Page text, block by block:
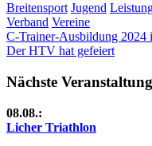
Breitensport Jugend
Verband Vereine
Vorheriger
Beitrag:
C-Trainer-Ausbildung 2024
Nächster
Der HTV hat gefeiert
Nächste
08.08.:
Licher Triathlon